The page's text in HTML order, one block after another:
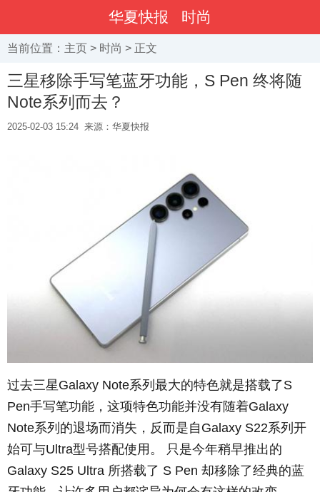
华夏快报 时尚
当前位置： 主页 > 时尚 > 正文
三星移除手写笔蓝牙功能，S Pen 终将随
Note系列而去？
2025-02-03 15:24 来源：华夏快报
过去三星Galaxy Note系列最大的特色就是搭载了S
Pen手写笔功能，这项特色功能并没有随着Galaxy
Note系列的退场而消失，反而是自 Galaxy S22系列开
始可与Ultra型号搭配使用。 只是今年稍早推出的
Galaxy S25 Ultra 所搭载了 S Pen 却移除了经典的蓝